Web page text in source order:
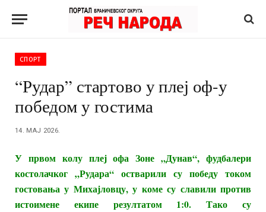
СПОРТ
“Рудар” стартово у плеј оф-у
победом у гостима
14. МАЈ 2026.
У првом колу плеј офа Зоне „Дунав“, фудбалери
костолачког „Рудара“ остварили су победу током
гостовања у Михајловцу, у коме су славили против
истоимене екипе резултатом 1:0. Тако су